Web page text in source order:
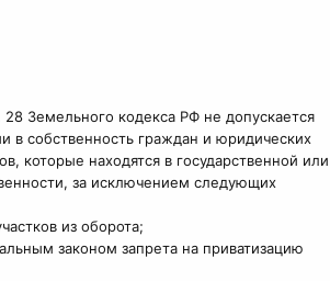
28 Земельного кодекса РФ не допускается
в собственность граждан и юридических
которые находятся в государственной или
за исключением следующих
из оборота;
законом запрета на приватизацию